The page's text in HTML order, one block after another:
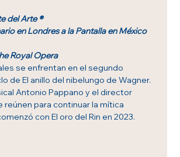
del Arte ®
en Londres a la Pantalla en México
Royal Opera
se enfrentan en el segundo
de El anillo del nibelungo de Wagner.
Antonio Pappano y el director
reúnen para continuar la mítica
con El oro del Rin en 2023.